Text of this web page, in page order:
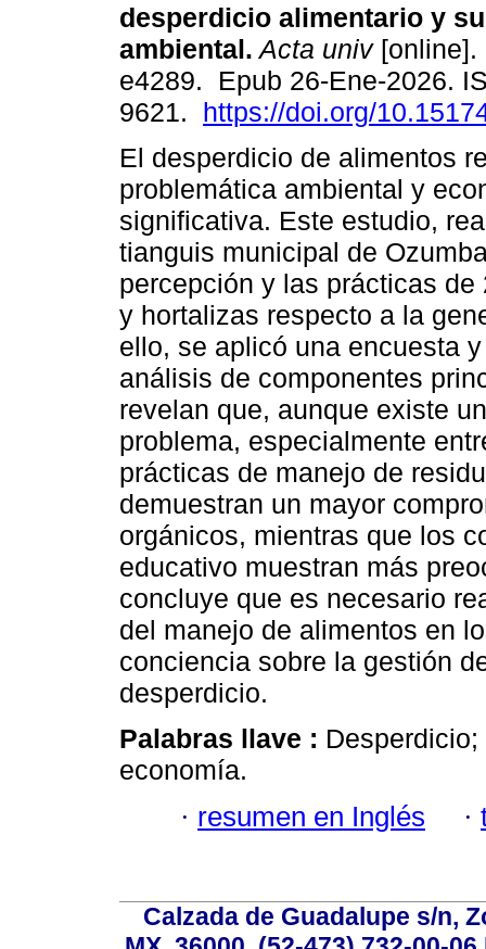
desperdicio alimentario y
ambiental. Acta univ[online].
e4289. Epub 26-Ene-2026.
9621. https://doi.org/
El desperdicio de alimentos
problemática ambiental y
significativa. Este estudio,
tianguis municipal de
percepción y las prácticas
y hortalizas respecto a la
ello, se aplicó una encuesta
análisis de componentes
revelan que, aunque existe
problema, especialmente
prácticas de manejo de
demuestran un mayor
orgánicos, mientras que los
educativo muestran más
concluye que es necesario
del manejo de alimentos en
conciencia sobre la gestión
desperdicio.
Palabras llave :
economía.
· resumen en Inglés ·
Calzada de Guadalupe s/n,